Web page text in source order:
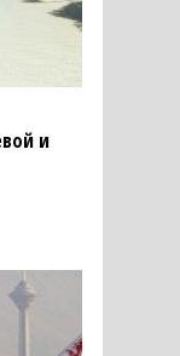
и